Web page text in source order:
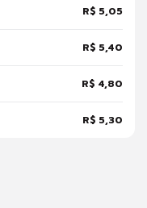
R$ 5,05
R$ 5,40
R$ 4,80
R$ 5,30